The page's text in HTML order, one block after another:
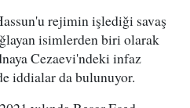
rejimin işlediği savaş
isimlerden biri olarak
Cezaevi'ndeki infaz
iddialar da bulunuyor.